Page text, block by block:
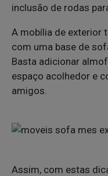
inclusão de rodas
A mobília de exterior
com uma base de
Basta adicionar
espaço acolhedor e
amigos.
Assim, com estas